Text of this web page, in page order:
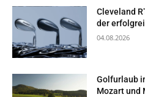
Cleveland
der
04.08.2026
Golfurlaub
Mozart und